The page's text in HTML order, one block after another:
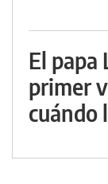
El papa
primer
cuándo